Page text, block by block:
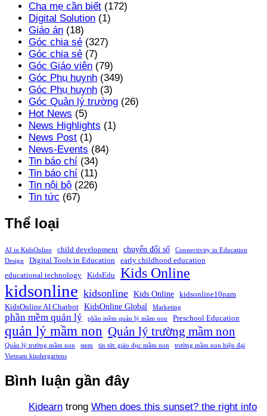
Cha mẹ cần biết (172)
Digital Solution (1)
Giáo án (18)
Góc chia sẻ (327)
Góc chia sẻ (7)
Góc Giáo viên (79)
Góc Phụ huynh (349)
Góc Phụ huynh (3)
Góc Quản lý trường (26)
Hot News (5)
News Highlights (1)
News Post (1)
News-Events (84)
Tin báo chí (34)
Tin báo chí (11)
Tin nội bộ (226)
Tin tức (67)
Thể loại
AI in KidsOnline child development chuyển đổi số
Connectivity in Education
Design
Digital Tools in Education
early childhood education
educational technology
KidsEdu Kids Online
kidsonline kidsonline Kids Online
kidsonline10nam
KidsOnline AI Chatbot
KidsOnline Global Marketing
phần mềm quản lý phần mềm quản lý mầm non Preschool Education
quản lý mầm non Quản lý trường mầm non
Quản lý trường mầm non stem tin tức giáo dục mầm non
trường mầm non hiện đại
Vietnam kindergartens
Bình luận gần đây
Kidearn trong When does this sunset? the right info